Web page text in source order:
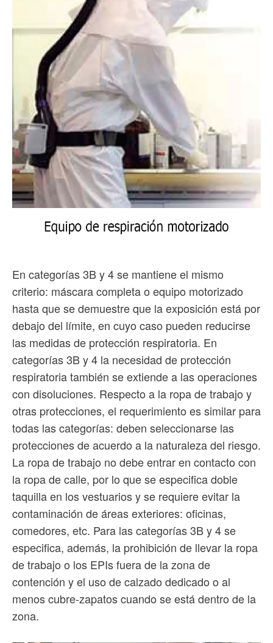
En categorías 3B y 4 se mantiene el mismo
criterio: máscara completa o equipo motorizado
hasta que se demuestre que la exposición está por
debajo del límite, en cuyo caso pueden reducirse
las medidas de protección respiratoria. En
categorías 3B y 4 la necesidad de protección
respiratoria también se extiende a las operaciones
con disoluciones. Respecto a la ropa de trabajo y
otras protecciones, el requerimiento es similar para
todas las categorías: deben seleccionarse las
protecciones de acuerdo a la naturaleza del riesgo.
La ropa de trabajo no debe entrar en contacto con
la ropa de calle, por lo que se especifica doble
taquilla en los vestuarios y se requiere evitar la
contaminación de áreas exteriores: oficinas,
comedores, etc. Para las categorías 3B y 4 se
especifica, además, la prohibición de llevar la ropa
de trabajo o los EPIs fuera de la zona de
contención y el uso de calzado dedicado o al
menos cubre-zapatos cuando se está dentro de la
zona.